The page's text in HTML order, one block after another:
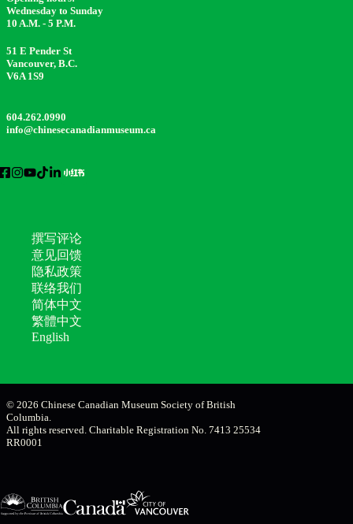
Wednesday to Sunday
10 A.M. - 5 P.M.
51 E Pender St
Vancouver, B.C.
V6A 1S9
604.262.0990
info@chinesecanadianmuseum.ca
撰写评论
意见回馈
隐私政策
联络我们
简体中文
繁體中文
English
© 2026 Chinese Canadian Museum Society of British
Columbia.
All rights reserved. Charitable Registration No. 7413 25534
RR0001